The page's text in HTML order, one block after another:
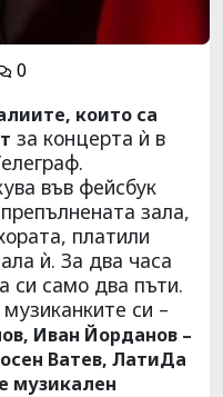
0
които са
за концерта ѝ в
във фейсбук
зала,
платили
ѝ. За два часа
си само два пъти.
си –
Иван Йорданов –
Ватев, ЛатиДа
музикален